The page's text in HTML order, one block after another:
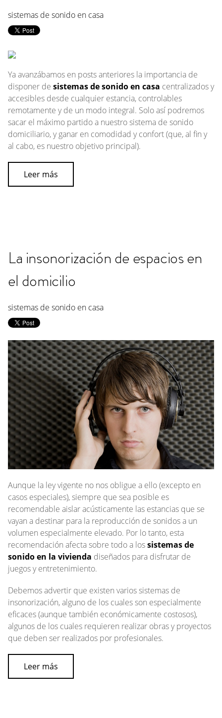
sistemas de sonido en casa
Ya avanzábamos en posts anteriores la importancia de
disponer de sistemas de sonido en casa centralizados y
accesibles desde cualquier estancia, controlables
remotamente y de un modo integral. Solo así podremos
sacar el máximo partido a nuestro sistema de sonido
domiciliario, y ganar en comodidad y confort (que, al fin y
al cabo, es nuestro objetivo principal).
Leer más
La insonorización de espacios en
el domicilio
sistemas de sonido en casa
Aunque la ley vigente no nos obligue a ello (excepto en
casos especiales), siempre que sea posible es
recomendable aislar acústicamente las estancias que se
vayan a destinar para la reproducción de sonidos a un
volumen especialmente elevado. Por lo tanto, esta
recomendación afecta sobre todo a lossistemas de
sonido en la vivienda diseñados para disfrutar de
juegos y entretenimiento.
Debemos advertir que existen varios sistemas de
insonorización, alguno de los cuales son especialmente
eficaces (aunque también económicamente costosos),
algunos de los cuales requieren realizar obras y proyectos
que deben ser realizados por profesionales.
Leer más